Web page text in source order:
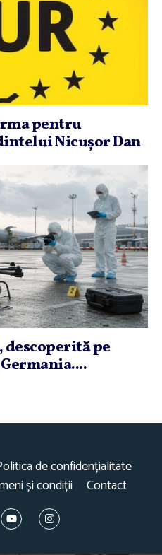
pentru
Nicuşor Dan
pe
de confidențialitate
și condiții Contact